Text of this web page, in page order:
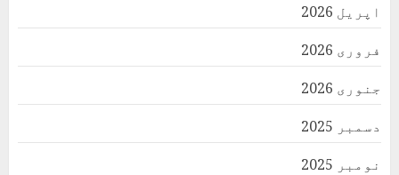
اپریل 2026
فروری 2026
جنوری 2026
دسمبر 2025
نومبر 2025